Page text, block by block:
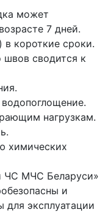
может
7 дней.
короткие сроки.
швов сводится к
нагрузкам.
химических
МЧС Беларуси»
и
для эксплуатации